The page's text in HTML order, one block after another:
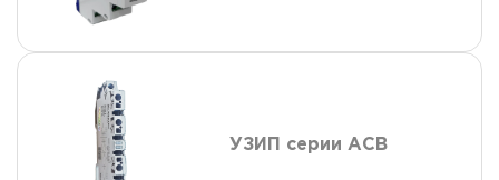
УЗИП серии АСВ